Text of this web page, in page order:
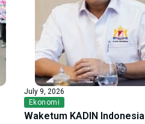
July 9, 2026
Ekonomi
Waketum KADIN Indonesia